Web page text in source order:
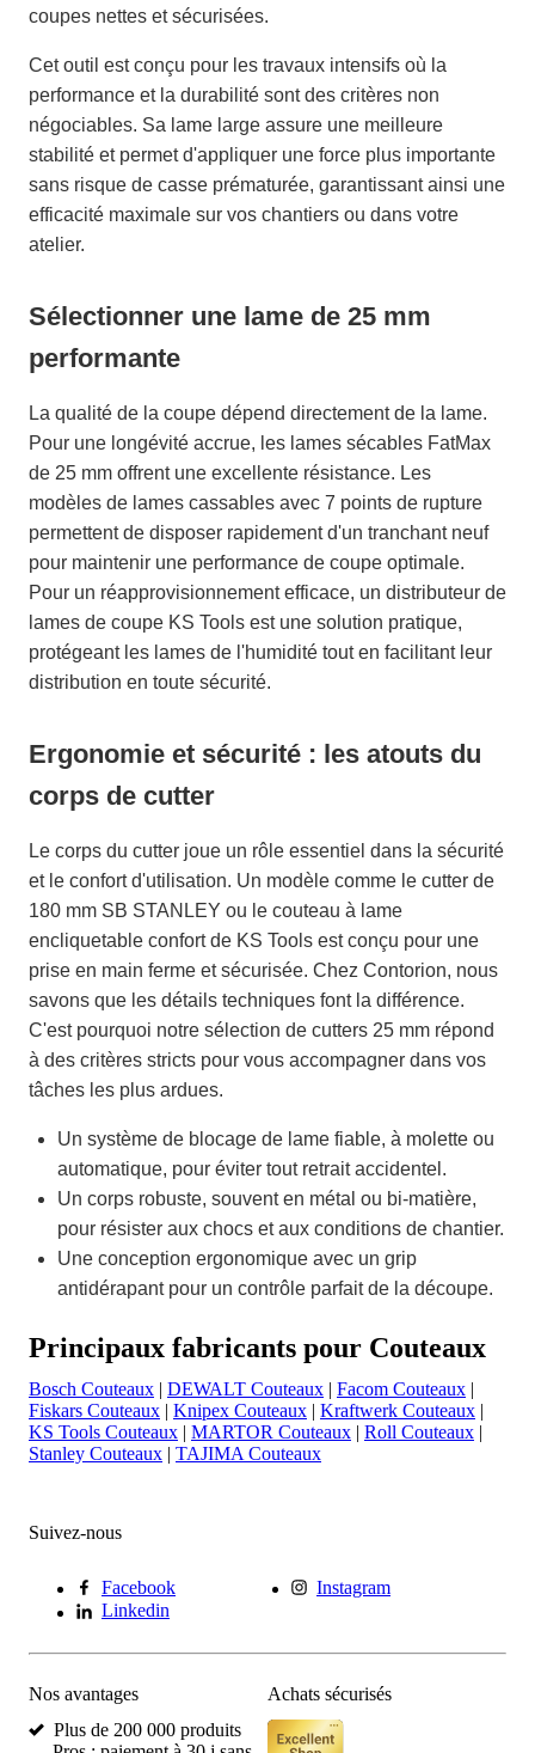
coupes nettes et sécurisées.
Cet outil est conçu pour les travaux intensifs où la
performance et la durabilité sont des critères non
négociables. Sa lame large assure une meilleure
stabilité et permet d'appliquer une force plus importante
sans risque de casse prématurée, garantissant ainsi une
efficacité maximale sur vos chantiers ou dans votre
atelier.
Sélectionner une lame de 25 mm
performante
La qualité de la coupe dépend directement de la lame.
Pour une longévité accrue, les lames sécables FatMax
de 25 mm offrent une excellente résistance. Les
modèles de lames cassables avec 7 points de rupture
permettent de disposer rapidement d'un tranchant neuf
pour maintenir une performance de coupe optimale.
Pour un réapprovisionnement efficace, un distributeur de
lames de coupe KS Tools est une solution pratique,
protégeant les lames de l'humidité tout en facilitant leur
distribution en toute sécurité.
Ergonomie et sécurité : les atouts du
corps de cutter
Le corps du cutter joue un rôle essentiel dans la sécurité
et le confort d'utilisation. Un modèle comme le cutter de
180 mm SB STANLEY ou le couteau à lame
encliquetable confort de KS Tools est conçu pour une
prise en main ferme et sécurisée. Chez Contorion, nous
savons que les détails techniques font la différence.
C'est pourquoi notre sélection de cutters 25 mm répond
à des critères stricts pour vous accompagner dans vos
tâches les plus ardues.
Un système de blocage de lame fiable, à molette ou
automatique, pour éviter tout retrait accidentel.
Un corps robuste, souvent en métal ou bi-matière,
pour résister aux chocs et aux conditions de chantier.
Une conception ergonomique avec un grip
antidérapant pour un contrôle parfait de la découpe.
Principaux fabricants pour Couteaux
Bosch Couteaux | DEWALT Couteaux | Facom Couteaux |
Fiskars Couteaux | Knipex Couteaux | Kraftwerk Couteaux |
KS Tools Couteaux | MARTOR Couteaux | Roll Couteaux |
Stanley Couteaux | TAJIMA Couteaux
Suivez-nous
Facebook
Instagram
Linkedin
Nos avantages
Plus de 200 000 produits
Achats sécurisés